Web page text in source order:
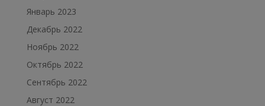
Январь 2023
Декабрь 2022
Ноябрь 2022
Октябрь 2022
Сентябрь 2022
Август 2022